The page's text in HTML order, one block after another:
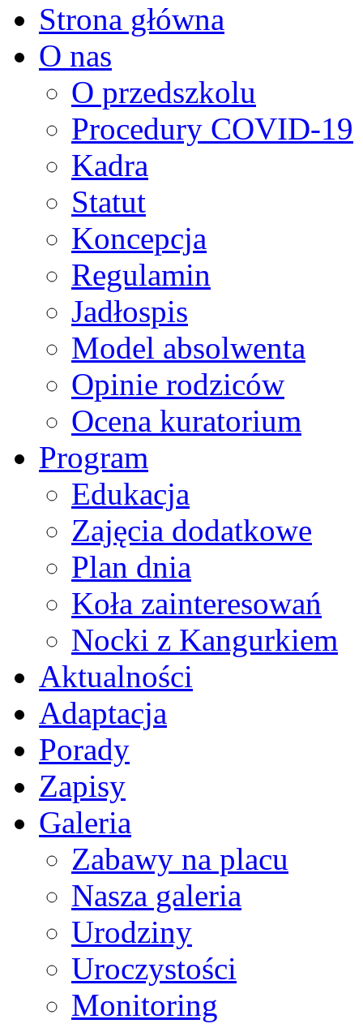
Strona główna
O nas
O przedszkolu
Procedury COVID-19
Kadra
Statut
Koncepcja
Regulamin
Jadłospis
Model absolwenta
Opinie rodziców
Ocena kuratorium
Program
Edukacja
Zajęcia dodatkowe
Plan dnia
Koła zainteresowań
Nocki z Kangurkiem
Aktualności
Adaptacja
Porady
Zapisy
Galeria
Zabawy na placu
Nasza galeria
Urodziny
Uroczystości
Monitoring